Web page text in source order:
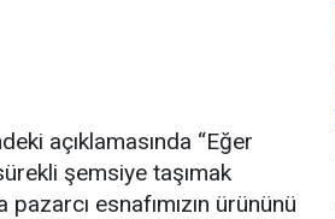
açıklamasında “Eğer
şemsiye taşımak
esnafımızın ürününü